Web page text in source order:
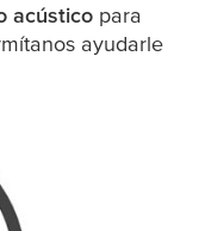
acústico para
ayudarle